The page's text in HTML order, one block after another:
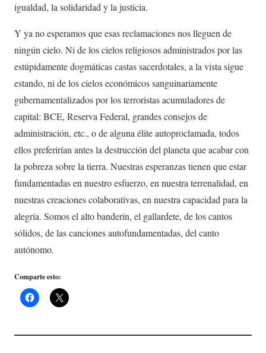
igualdad, la solidaridad y la justicia.
Y ya no esperamos que esas reclamaciones nos lleguen de
ningún cielo. Ni de los cielos religiosos administrados por las
estúpidamente dogmáticas castas sacerdotales, a la vista sigue
estando, ni de los cielos económicos sanguinariamente
gubernamentalizados por los terroristas acumuladores de
capital: BCE, Reserva Federal, grandes consejos de
administración, etc., o de alguna élite autoproclamada, todos
ellos preferirían antes la destrucción del planeta que acabar con
la pobreza sobre la tierra. Nuestras esperanzas tienen que estar
fundamentadas en nuestro esfuerzo, en nuestra terrenalidad, en
nuestras creaciones colaborativas, en nuestra capacidad para la
alegría. Somos el alto banderín, el gallardete, de los cantos
sólidos, de las canciones autofundamentadas, del canto
autónomo.
Comparte esto: